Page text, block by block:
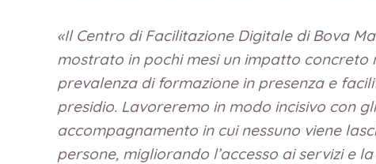
«Il Centro di Facilitazione Digitale di Bova
mostrato in pochi mesi un impatto concreto
prevalenza di formazione in presenza e
presidio. Lavoreremo in modo incisivo con
accompagnamento in cui nessuno viene
persone, migliorando l’accesso ai servizi e